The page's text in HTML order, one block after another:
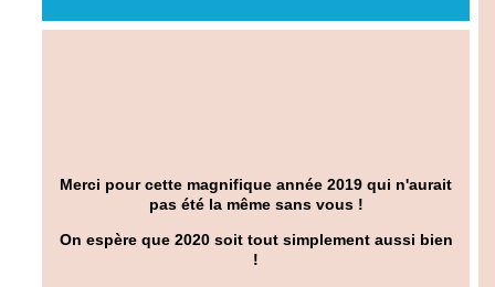
Merci pour cette magnifique année 2019 qui n'aurait
pas été la même sans vous !
On espère que 2020 soit tout simplement aussi bien
!